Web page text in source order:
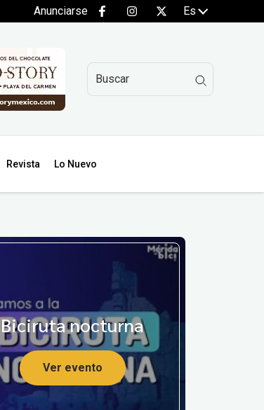
Anunciarse Es
Revista Lo Nuevo
Biciruta nocturna
Ver evento